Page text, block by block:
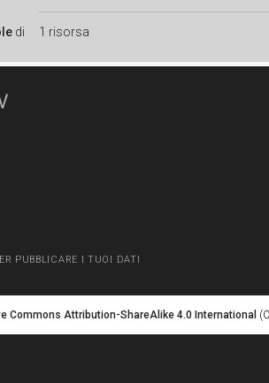
di 1 risorsa
PUBBLICARE I TUOI DATI
Commons Attribution-ShareAlike 4.0 International